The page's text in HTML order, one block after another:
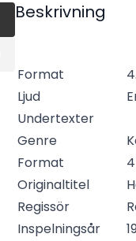
Beskrivning
Format
Ljud
Undertexter
Genre
Format
Originaltitel
Regissör
Inspelningsår